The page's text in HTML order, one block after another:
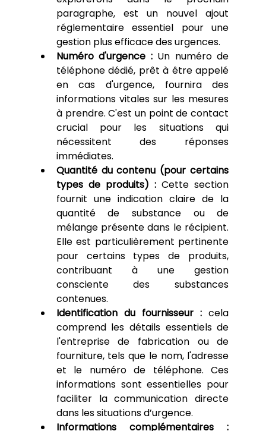
paragraphe, est un nouvel ajout
réglementaire essentiel pour une
gestion plus efficace des urgences.
Numéro d'urgence : Un numéro de
téléphone dédié, prêt à être appelé
en cas d'urgence, fournira des
informations vitales sur les mesures
à prendre. C'est un point de contact
crucial pour les situations qui
nécessitent des réponses
immédiates.
Quantité du contenu (pour certains
types de produits) : Cette section
fournit une indication claire de la
quantité de substance ou de
mélange présente dans le récipient.
Elle est particulièrement pertinente
pour certains types de produits,
contribuant à une gestion
consciente des substances
contenues.
Identification du fournisseur : cela
comprend les détails essentiels de
l'entreprise de fabrication ou de
fourniture, tels que le nom, l'adresse
et le numéro de téléphone. Ces
informations sont essentielles pour
faciliter la communication directe
dans les situations d’urgence.
Informations complémentaires :